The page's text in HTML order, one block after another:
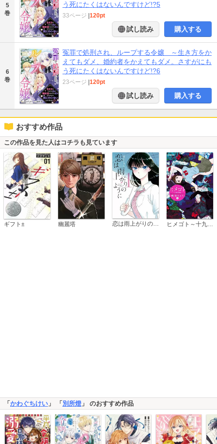
5
巻
う死にたくはないんですけど!?5
33ページ 120pt
試し読み 購入する
6
巻
冤罪で処刑され、ループする令嬢 ～生き方をか
えてもダメ、婚約者をかえてもダメ。さすがにも
う死にたくはないんですけど!?6
23ページ 120pt
試し読み 購入する
おすすめ作品
この作品を見た人はコチラも見ています
ギフト± 幽麗塔 恋は雨上がりのように
「 かわぐちけい 」 「 別所燈 」 のおすすめ作品